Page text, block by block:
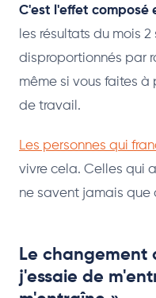
C'est l'effet composé
les résultats du mois
disproportionnés par
même si vous faites
de travail.
Les personnes qui
vivre cela. Celles qui
ne savent jamais que
Le changement
j'essaie de